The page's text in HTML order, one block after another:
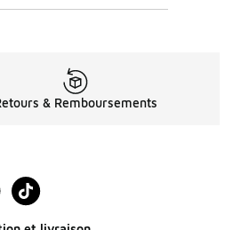
& Remboursements